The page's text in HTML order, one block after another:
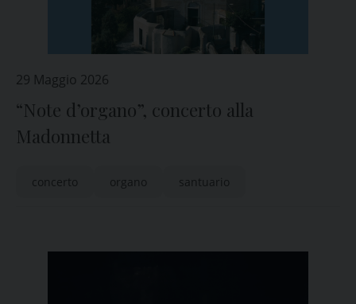
29 Maggio 2026
“Note d’organo”, concerto alla
Madonnetta
concerto organo santuario